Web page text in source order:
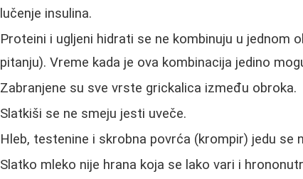
lučenje insulina.
Proteini i ugljeni hidrati se ne kombinuju u jednom
pitanju). Vreme kada je ova kombinacija jedino
Zabranjene su sve vrste grickalica između obroka.
Slatkiši se ne smeju jesti uveče.
Hleb, testenine i skrobna povrća (krompir) jedu se
Slatko mleko nije hrana koja se lako vari i